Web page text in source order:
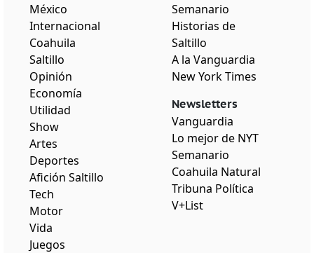
México
Internacional
Coahuila
Saltillo
Opinión
Economía
Utilidad
Show
Artes
Deportes
Afición Saltillo
Tech
Motor
Vida
Juegos
Semanario
Historias de
Saltillo
A la Vanguardia
New York Times
Newsletters
Vanguardia
Lo mejor de NYT
Semanario
Coahuila Natural
Tribuna Política
V+List